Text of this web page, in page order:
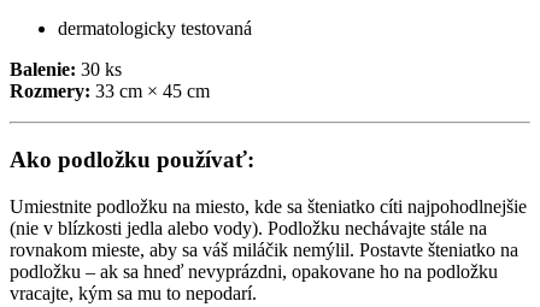
dermatologicky testovaná
Balenie: 30 ks
Rozmery: 33 cm × 45 cm
Ako podložku používať:
Umiestnite podložku na miesto, kde sa šteniatko cíti najpohodlnejšie
(nie v blízkosti jedla alebo vody). Podložku nechávajte stále na
rovnakom mieste, aby sa váš miláčik nemýlil. Postavte šteniatko na
podložku – ak sa hneď nevyprázdni, opakovane ho na podložku
vracajte, kým sa mu to nepodarí.